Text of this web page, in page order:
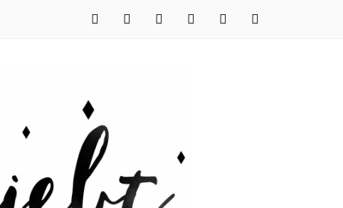
facebook instagram pinterest twitter xing youtube